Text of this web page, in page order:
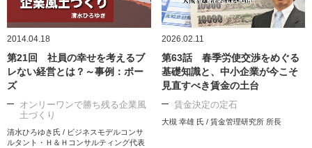
2014.04.18
第21回 社員の幸せを考えるブ
レない経営とは？～事例：ボー
ズ
オンリーワンで勝ち残る企業風
土づくり
清水ひろゆき氏 / ビジネスモデルコンサ
ルタント・Ｈ＆Ｈコンサルティング代表
2026.02.11
第63話 春季労使交渉をめぐる
基礎知識と、中小企業が今こそ
見直すべき賃金の土台
賃金決定の定石
大槻 幸雄 氏 / 賃金管理研究所 所長